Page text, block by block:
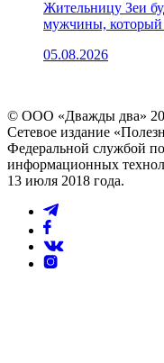
Жительницу Зеи
мужчины, который
05.08.2026
© ООО «Дважды два»
Сетевое издание
Федеральной службой
информационных
13 июля 2018 года.